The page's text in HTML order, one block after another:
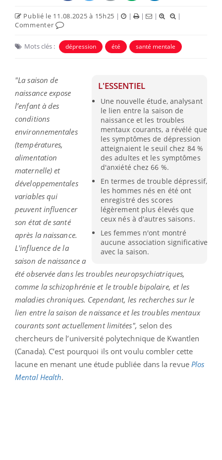
Publié le 11.08.2025 à 15h25 | | | |
|
Commenter
Mots clés : dépression été santé mentale
L'ESSENTIEL
Une nouvelle étude, analysant
le lien entre la saison de
naissance et les troubles
mentaux courants, a révélé que
les symptômes de dépression
atteignaient le seuil chez 84 %
des adultes et les symptômes
d'anxiété chez 66 %.
En termes de trouble dépressif,
les hommes nés en été ont
enregistré des scores
légèrement plus élevés que
ceux nés à d'autres saisons.
Les femmes n'ont montré
aucune association significative
avec la saison.
"La saison de
naissance expose
l’enfant à des
conditions
environnementales
(températures,
alimentation
maternelle) et
développementales
variables qui
peuvent influencer
son état de santé
après la naissance.
L'influence de la
saison de naissance a
été observée dans les troubles neuropsychiatriques,
comme la schizophrénie et le trouble bipolaire, et les
maladies chroniques. Cependant, les recherches sur le
lien entre la saison de naissance et les troubles mentaux
courants sont actuellement limitées", selon des
chercheurs de l’université polytechnique de Kwantlen
(Canada). C’est pourquoi ils ont voulu combler cette
lacune en menant une étude publiée dans la revue Plos
Mental Health.